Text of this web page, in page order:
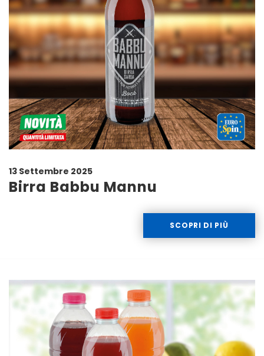
13 Settembre 2025
Birra Babbu Mannu
SCOPRI DI PIÙ